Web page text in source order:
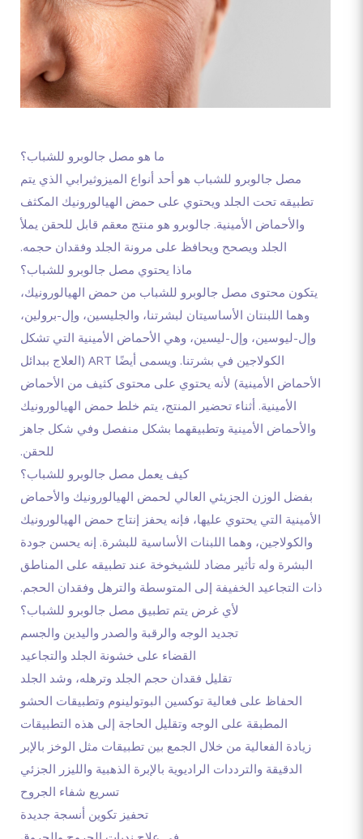
ما هو مصل جالوبرو للشباب؟
مصل جالوبرو للشباب هو أحد أنواع الميزوثيرابي الذي يتم
تطبيقه تحت الجلد ويحتوي على حمض الهيالورونيك المكثف
والأحماض الأمينية. جالوبرو هو منتج معقم قابل للحقن يملأ
الجلد ويصحح ويحافظ على مرونة الجلد وفقدان حجمه.
ماذا يحتوي مصل جالوبرو للشباب؟
يتكون محتوى مصل جالوبرو للشباب من حمض الهيالورونيك،
وهما اللبنتان الأساسيتان لبشرتنا، والجليسين، وإل-برولين،
وإل-ليوسين، وإل-ليسين، وهي الأحماض الأمينية التي تشكل
الكولاجين في بشرتنا. ويسمى أيضًا ART (العلاج ببدائل
الأحماض الأمينية) لأنه يحتوي على محتوى كثيف من الأحماض
الأمينية. أثناء تحضير المنتج، يتم خلط حمض الهيالورونيك
والأحماض الأمينية وتطبيقهما بشكل منفصل وفي شكل جاهز
للحقن.
كيف يعمل مصل جالوبرو للشباب؟
بفضل الوزن الجزيئي العالي لحمض الهيالورونيك والأحماض
الأمينية التي يحتوي عليها، فإنه يحفز إنتاج حمض الهيالورونيك
والكولاجين، وهما اللبنات الأساسية للبشرة. إنه يحسن جودة
البشرة وله تأثير مضاد للشيخوخة عند تطبيقه على المناطق
ذات التجاعيد الخفيفة إلى المتوسطة والترهل وفقدان الحجم.
لأي غرض يتم تطبيق مصل جالوبرو للشباب؟
تجديد الوجه والرقبة والصدر واليدين والجسم
القضاء على خشونة الجلد والتجاعيد
تقليل فقدان حجم الجلد وترهله، وشد الجلد
الحفاظ على فعالية توكسين البوتولينوم وتطبيقات الحشو
المطبقة على الوجه وتقليل الحاجة إلى هذه التطبيقات
زيادة الفعالية من خلال الجمع بين تطبيقات مثل الوخز بالإبر
الدقيقة والترددات الراديوية بالإبرة الذهبية والليزر الجزئي
تسريع شفاء الجروح
تحفيز تكوين أنسجة جديدة